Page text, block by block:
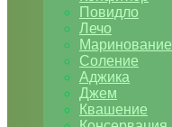
Повидло
Лечо
Маринование
Соление
Аджика
Джем
Квашение